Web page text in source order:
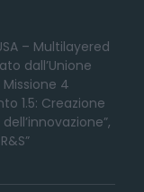
– Multilayered
dall’Unione
Missione 4
1.5: Creazione